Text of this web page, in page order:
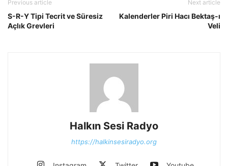
Previous article
S-R-Y Tipi Tecrit ve Süresiz
Açlık Grevleri
Next article
Kalenderler Piri Hacı Bektaş-ı
Veli
Halkın Sesi Radyo
https://halkinsesiradyo.org